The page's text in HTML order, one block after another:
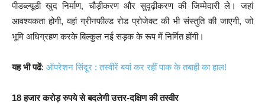
पीडब्ल्यूडी खुद निर्माण, चौड़ीकरण और सुदृढ़ीकरण की जिम्मेदारी ले। जहां
आवश्यकता होगी, वहां ग्रीनफील्ड रोड प्रोजेक्ट की भी संस्तुति की जाएगी, जो
भूमि अधिग्रहण करके बिल्कुल नई सड़क के रूप में निर्मित होंगी।
यह भी पढें: ऑपरेशन सिंदूर : तस्वीरें बयां कर रहीं पाक के तबाही का हाल!
18 हजार करोड़ रुपये से बदलेगी उत्तर-दक्षिण की तस्वीर